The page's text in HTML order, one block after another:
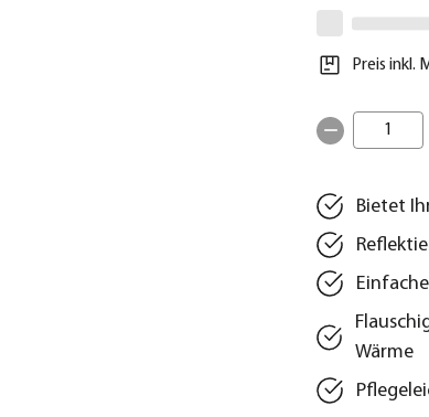
Preis inkl.
1
Bietet
Wärme